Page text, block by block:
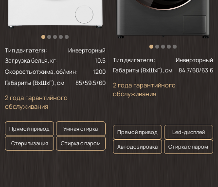
Тип двигателя:
Инверторный
Загрузка белья, кг:
10.5
Скорость отжима, об/мин:
1200
Габариты (ВхШхГ), см
85/59.5/60
2 года гарантийного
обслуживания
Прямой привод
Умная стирка
Стерилизация
Стирка с паром
Тип двигателя:
Инверторный
Габариты (ВхШхГ), см
84.7/60/63.6
2 года гарантийного
обслуживания
Прямой привод
Led-дисплей
Автодозировка
Стирка с паром